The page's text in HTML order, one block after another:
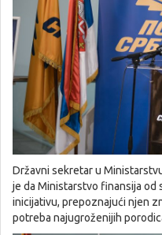
Državni sekretar u
je da Ministarstvo finansija od
inicijativu, prepoznajući njen
potreba najugroženijih